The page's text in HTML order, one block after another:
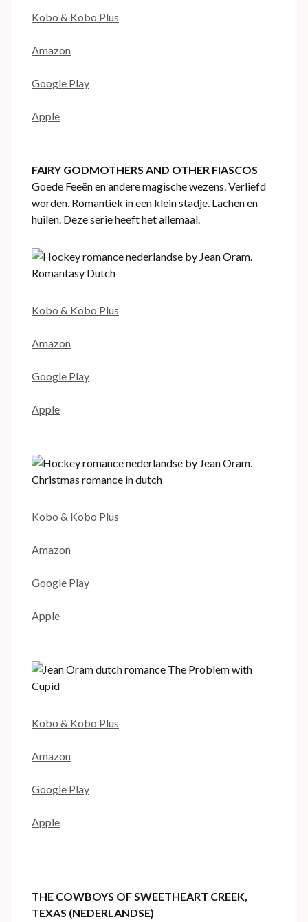
Kobo & Kobo Plus
Amazon
Google Play
Apple
FAIRY GODMOTHERS AND OTHER FIASCOS
Goede Feeën en andere magische wezens. Verliefd
worden. Romantiek in een klein stadje. Lachen en
huilen. Deze serie heeft het allemaal.
Kobo & Kobo Plus
Amazon
Google Play
Apple
Kobo & Kobo Plus
Amazon
Google Play
Apple
Kobo & Kobo Plus
Amazon
Google Play
Apple
THE COWBOYS OF SWEETHEART CREEK,
TEXAS (NEDERLANDSE)